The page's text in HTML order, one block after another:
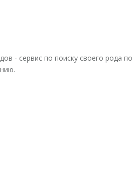
- сервис по поиску своего рода по